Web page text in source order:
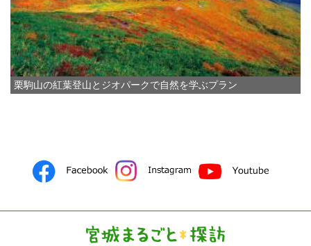
栗駒山の紅葉登山とジオパークで自然を学ぶプラン